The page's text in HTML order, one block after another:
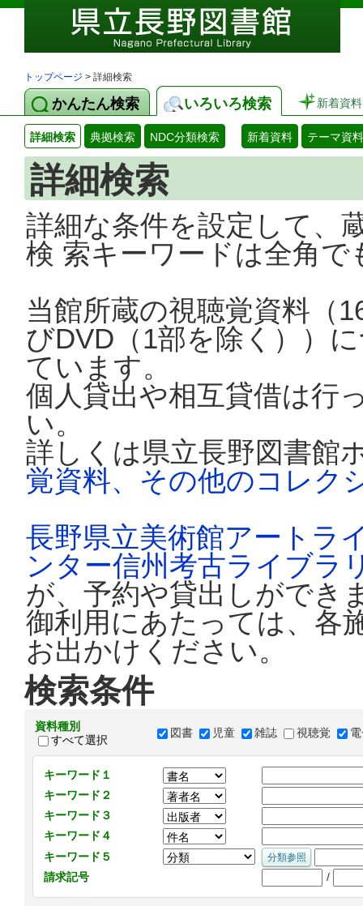
トップページ > 詳細検索
かんたん検索 いろいろ検索 新着資料
詳細検索 典拠検索 NDC分類検索 新着資料 テーマ資料
詳細検索
詳細な条件を設定して、
検 索キーワードは全角
当館所蔵の視聴覚資料（
びDVD（1部を除く））
ています。
個人貸出や相互貸借は行
い。
詳しくは県立長野図書館
覚資料、その他のコレク
長野県立美術館アートラ
ンター信州考古ライブラ
が、予約や貸出しができ
御利用にあたっては、各
お出かけください。
検索条件
資料種別
すべて選択
図書 児童 雑誌 視聴覚
キーワード１
キーワード２
キーワード３
キーワード４
キーワード５
請求記号
/